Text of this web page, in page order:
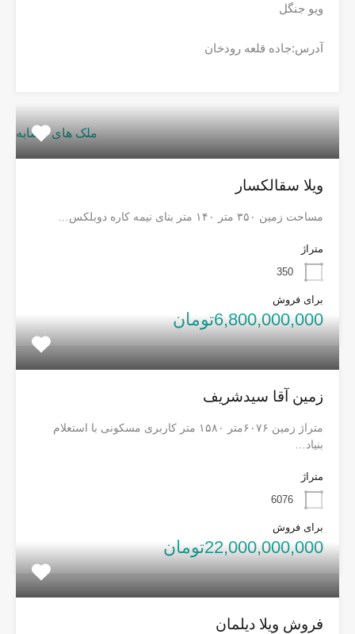
ویو جنگل
آدرس:جاده قلعه رودخان
ملک های مشابه
ویلا سقالکسار
مساحت زمین ۳۵۰ متر ۱۴۰ متر بنای نیمه کاره دوبلکس…
متراژ
350
برای فروش
6,800,000,000تومان
زمین آقا سیدشریف
متراژ زمین ۶۰۷۶متر ۱۵۸۰ متر کاربری مسکونی با استعلام
بنیاد…
متراژ
6076
برای فروش
22,000,000,000تومان
فروش ویلا دیلمان